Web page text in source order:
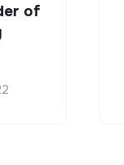
of